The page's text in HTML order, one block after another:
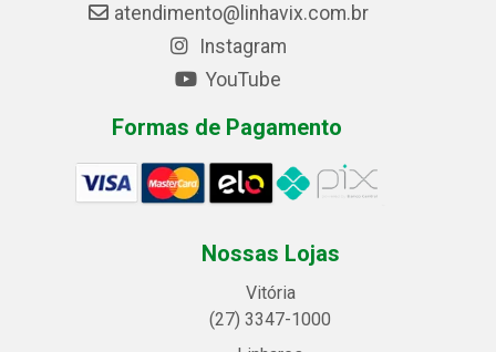
atendimento@linhavix.com.br
Instagram
YouTube
Formas de Pagamento
Nossas Lojas
Vitória
(27) 3347-1000